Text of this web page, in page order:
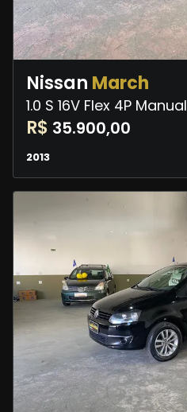
Nissan March
1.0 S 16V Flex 4P Manual
R$ 35.900,00
2013